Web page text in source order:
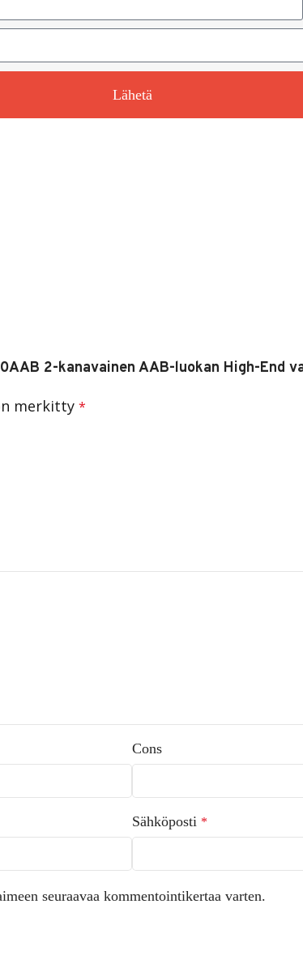
Lähetä
2-kanavainen AAB-luokan High-End
merkitty *
Cons
Sähköposti *
seuraavaa kommentointikertaa varten.